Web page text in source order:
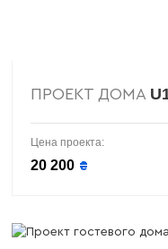
ПРОЕКТ ДОМА
Цена проекта:
20 200 ₴